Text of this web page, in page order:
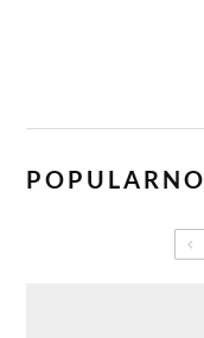
POPULARNO